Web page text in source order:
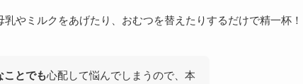
やミルクをあげたり、おむつを替えたりするだけで精一杯！
ことでも心配して悩んでしまうので、本